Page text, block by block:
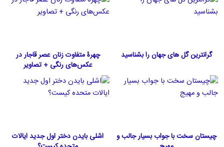
گرانترین گل های جهان را بشناسید
چهرۀ متفاوت زنان عصر قاجار در
عکس‌های رنگی + تصاویر
چیستان سخت با جواب بسیار جالب و
اشلی بایدن دختر اول جدید ایالات